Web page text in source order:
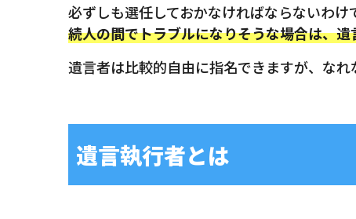
必ずしも選任しておかなければならないわ
続人の間でトラブルになりそうな場合は、
遺言者は比較的自由に指名できますが、なれ
遺言執行者とは